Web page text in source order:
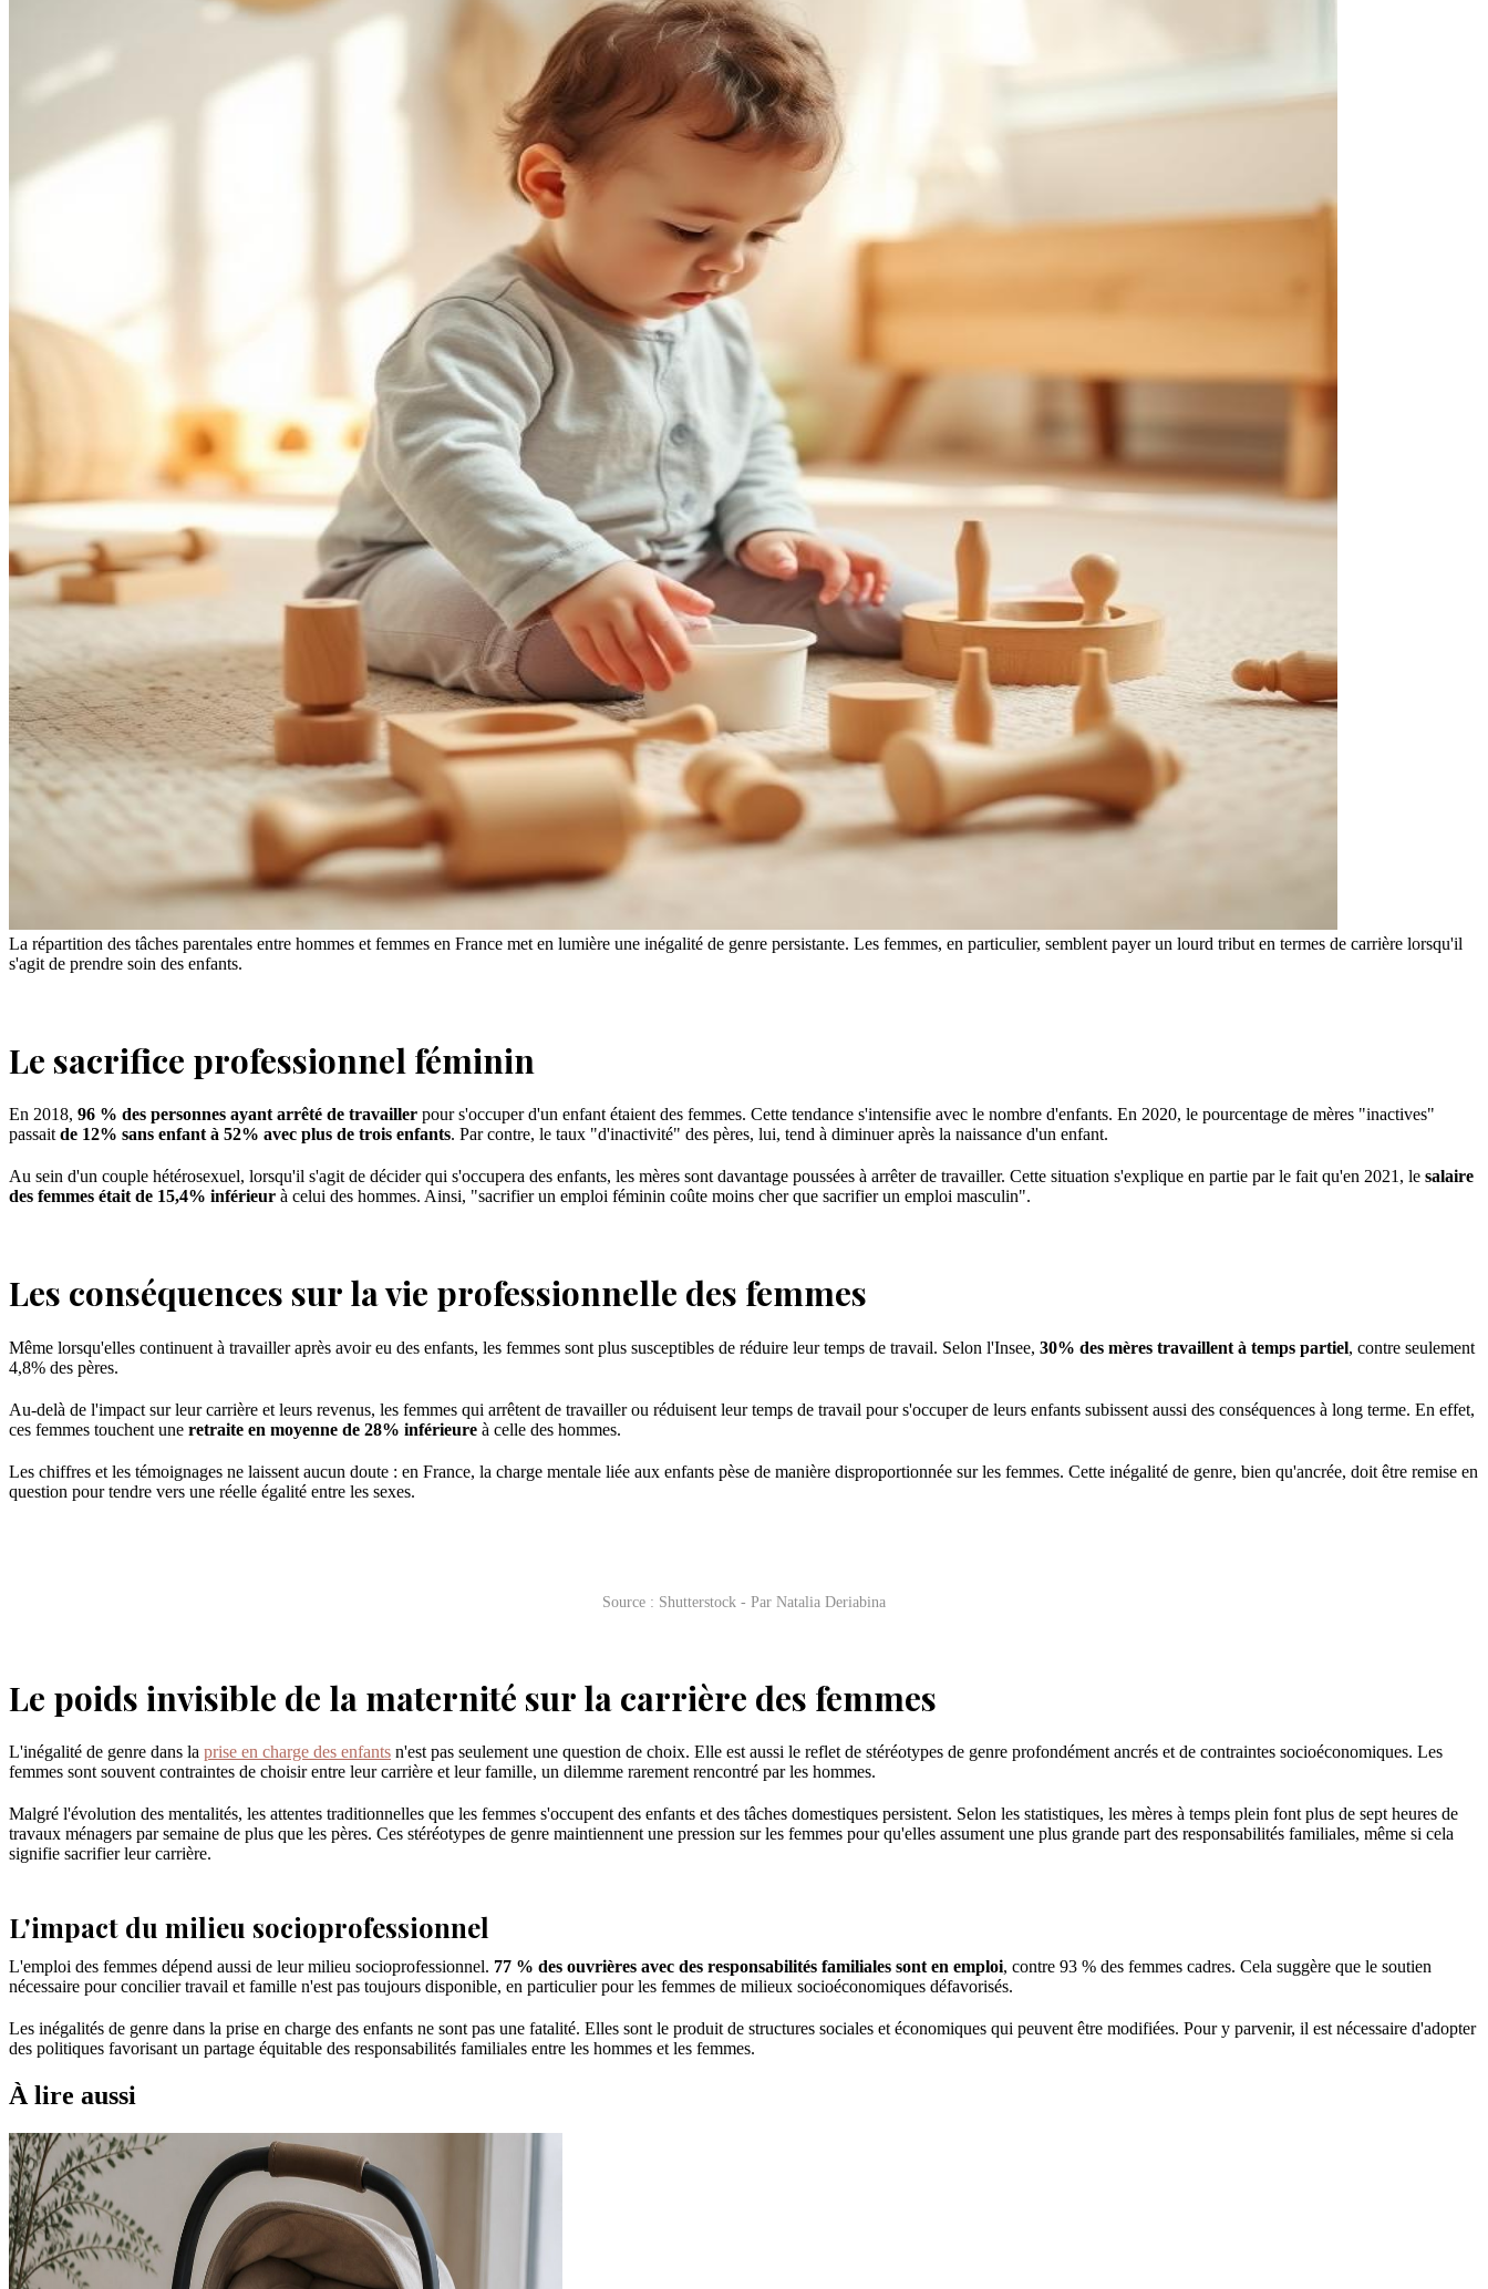
La répartition des tâches parentales entre hommes et femmes en France met en lumière une inégalité de genre persistante. Les femmes, en particulier, semblent payer un lourd tribut en termes de carrière lorsqu'il
s'agit de prendre soin des enfants.
Le sacrifice professionnel féminin
En 2018, 96 % des personnes ayant arrêté de travailler pour s'occuper d'un enfant étaient des femmes. Cette tendance s'intensifie avec le nombre d'enfants. En 2020, le pourcentage de mères "inactives"
passait de 12% sans enfant à 52% avec plus de trois enfants. Par contre, le taux "d'inactivité" des pères, lui, tend à diminuer après la naissance d'un enfant.
Au sein d'un couple hétérosexuel, lorsqu'il s'agit de décider qui s'occupera des enfants, les mères sont davantage poussées à arrêter de travailler. Cette situation s'explique en partie par le fait qu'en 2021, le salaire
des femmes était de 15,4% inférieur à celui des hommes. Ainsi, "sacrifier un emploi féminin coûte moins cher que sacrifier un emploi masculin".
Les conséquences sur la vie professionnelle des femmes
Même lorsqu'elles continuent à travailler après avoir eu des enfants, les femmes sont plus susceptibles de réduire leur temps de travail. Selon l'Insee, 30% des mères travaillent à temps partiel, contre seulement
4,8% des pères.
Au-delà de l'impact sur leur carrière et leurs revenus, les femmes qui arrêtent de travailler ou réduisent leur temps de travail pour s'occuper de leurs enfants subissent aussi des conséquences à long terme. En effet,
ces femmes touchent une retraite en moyenne de 28% inférieure à celle des hommes.
Les chiffres et les témoignages ne laissent aucun doute : en France, la charge mentale liée aux enfants pèse de manière disproportionnée sur les femmes. Cette inégalité de genre, bien qu'ancrée, doit être remise en
question pour tendre vers une réelle égalité entre les sexes.
Source : Shutterstock - Par Natalia Deriabina
Le poids invisible de la maternité sur la carrière des femmes
L'inégalité de genre dans la prise en charge des enfants n'est pas seulement une question de choix. Elle est aussi le reflet de stéréotypes de genre profondément ancrés et de contraintes socioéconomiques. Les
femmes sont souvent contraintes de choisir entre leur carrière et leur famille, un dilemme rarement rencontré par les hommes.
Malgré l'évolution des mentalités, les attentes traditionnelles que les femmes s'occupent des enfants et des tâches domestiques persistent. Selon les statistiques, les mères à temps plein font plus de sept heures de
travaux ménagers par semaine de plus que les pères. Ces stéréotypes de genre maintiennent une pression sur les femmes pour qu'elles assument une plus grande part des responsabilités familiales, même si cela
signifie sacrifier leur carrière.
L'impact du milieu socioprofessionnel
L'emploi des femmes dépend aussi de leur milieu socioprofessionnel. 77 % des ouvrières avec des responsabilités familiales sont en emploi, contre 93 % des femmes cadres. Cela suggère que le soutien
nécessaire pour concilier travail et famille n'est pas toujours disponible, en particulier pour les femmes de milieux socioéconomiques défavorisés.
Les inégalités de genre dans la prise en charge des enfants ne sont pas une fatalité. Elles sont le produit de structures sociales et économiques qui peuvent être modifiées. Pour y parvenir, il est nécessaire d'adopter
des politiques favorisant un partage équitable des responsabilités familiales entre les hommes et les femmes.
À lire aussi